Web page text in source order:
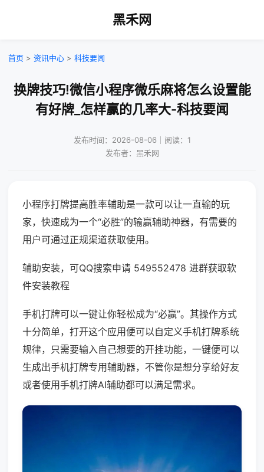
黑禾网
首页 > 资讯中心 > 科技要闻
换牌技巧!微信小程序微乐麻将怎么设置能
有好牌_怎样赢的几率大-科技要闻
发布时间：2026-08-06｜阅读：1
发布者：黑禾网
小程序打牌提高胜率辅助是一款可以让一直输的玩
家，快速成为一个“必胜”的输赢辅助神器，有需要的
用户可通过正规渠道获取使用。
辅助安装，可QQ搜索申请 549552478 进群获取软
件安装教程
手机打牌可以一键让你轻松成为“必赢”。其操作方式
十分简单，打开这个应用便可以自定义手机打牌系统
规律，只需要输入自己想要的开挂功能，一键便可以
生成出手机打牌专用辅助器，不管你是想分享给好友
或者使用手机打牌AI辅助都可以满足需求。